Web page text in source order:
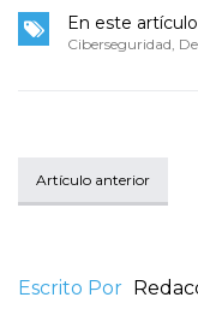
En este
Ciberseguridad
Artículo anterior
Escrito Por